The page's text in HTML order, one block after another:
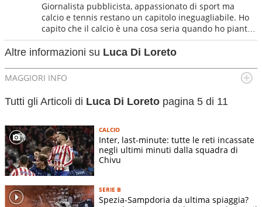
Giornalista pubblicista, appassionato di sport ma
calcio e tennis restano un capitolo ineguagliabile. Ho
capito che il calcio è una cosa seria quando ho pianto
nel giorno in cui Del Piero ha smesso di giocare. Ho
scoperto che dopo Federer e Nadal il tennis ha vita
19 anni - era il 2020 - esultava a Sofia per la prima
volta in carriera
Altre informazioni su Luca Di Loreto
MAGGIORI INFO
Data di nascita:14-04-1998
Tutti gli Articoli di Luca Di Loreto pagina 5 di 11
CALCIO
Inter, last-minute: tutte le reti incassate
negli ultimi minuti dalla squadra di
Chivu
SERIE B
Spezia-Sampdoria da ultima spiaggia?